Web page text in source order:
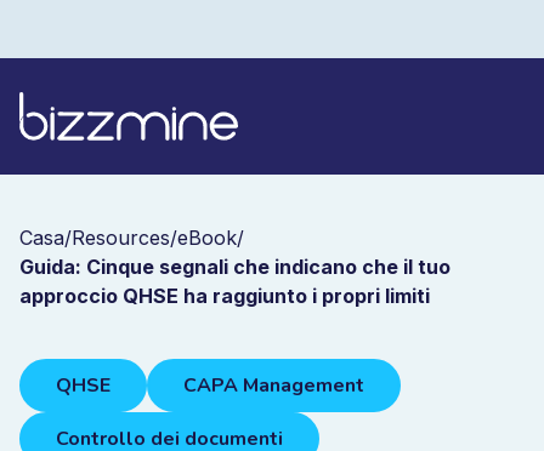
Casa/Resources/eBook/
Guida: Cinque segnali che indicano che il tuo
approccio QHSE ha raggiunto i propri limiti
QHSE
CAPA Management
Controllo dei documenti